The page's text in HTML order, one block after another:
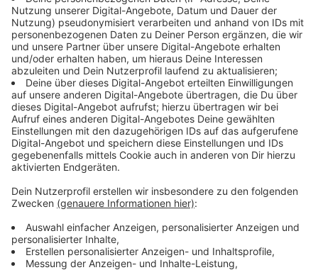
beschädigte Haustür in einem Mehrfamilienhaus.
Glücklicherweise wurde niemand verletzt.
Anzeige
Ursache unklar - Polizei ermittelt
Anzeige
Was genau hinter dem Vorfall steckt, ist noch unklar.
Die Kripo hat die Ermittlungen aufgenommen. Ob es
sich um einen gezielten Angriff handelt oder einen
anderen Hintergrund gibt, ist derzeit offen. Die Polizei
sucht jetzt Zeugen, die verdächtige Personen oder
Fahrzeuge beobachtet haben. Wer helfen kann, soll